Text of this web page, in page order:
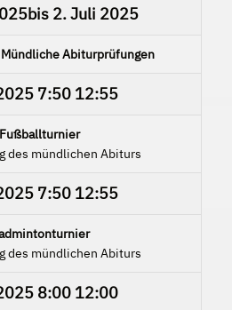
bis 2. Juli 2025
Abiturprüfungen
7:50 12:55
des mündlichen Abiturs
7:50 12:55
des mündlichen Abiturs
8:00 12:00